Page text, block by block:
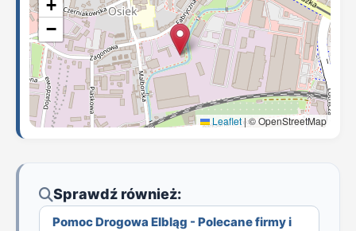
+
−
Leaflet |© OpenStreetMap
Sprawdź również:
Pomoc Drogowa Elbląg - Polecane firmy i